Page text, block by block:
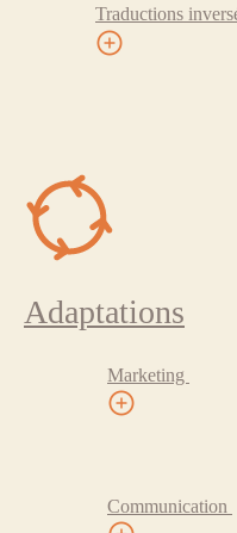
Traductions
Adaptations
Marketing
Communication